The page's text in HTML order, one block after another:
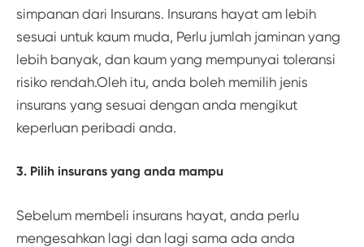
simpanan dari Insurans. Insurans hayat am lebih
sesuai untuk kaum muda, Perlu jumlah jaminan yang
lebih banyak, dan kaum yang mempunyai toleransi
risiko rendah.Oleh itu, anda boleh memilih jenis
insurans yang sesuai dengan anda mengikut
keperluan peribadi anda.
3. Pilih insurans yang anda mampu
Sebelum membeli insurans hayat, anda perlu
mengesahkan lagi dan lagi sama ada anda